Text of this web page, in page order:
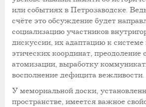
или событиях в Петрозаводске.
счёте это обсуждение будет
социализацию участников
дискуссии, их адаптацию к
этических координат, преодоление
атомизации, выработку
восполнение дефицита вежливости.
У мемориальной доски,
пространстве, имеется важное